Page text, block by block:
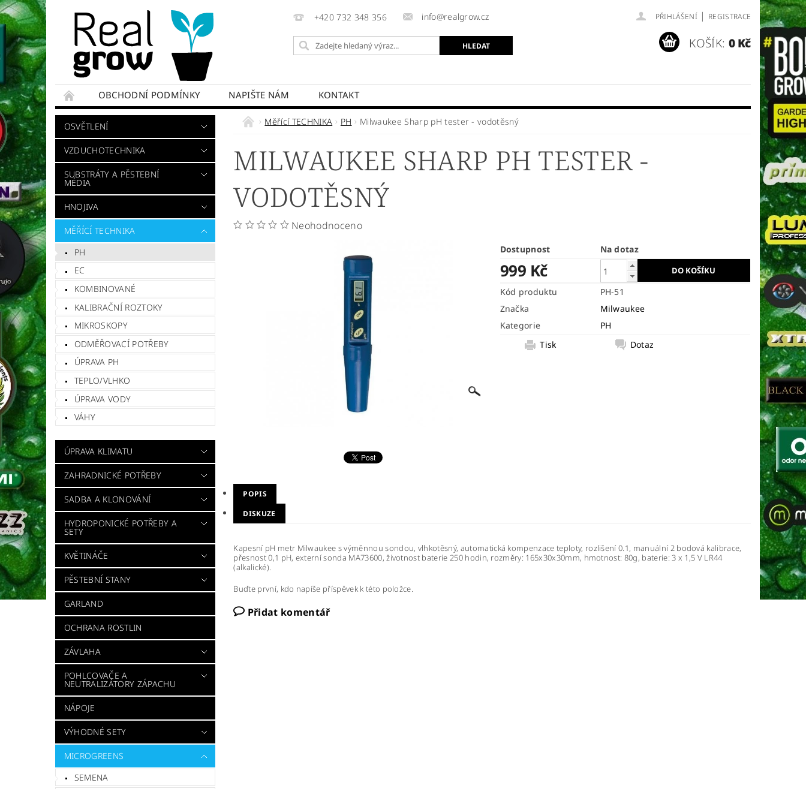
+420 732 348 356 info@realgrow.cz PŘIHLÁŠENÍ | REGISTRACE
KOŠÍK: 0 Kč
OBCHODNÍ PODMÍNKY NAPIŠTE NÁM KONTAKT
OSVĚTLENÍ
VZDUCHOTECHNIKA
SUBSTRÁTY A PĚSTEBNÍ
MÉDIA
HNOJIVA
MĚŘÍCÍ TECHNIKA
PH
EC
KOMBINOVANÉ
KALIBRAČNÍ ROZTOKY
MIKROSKOPY
ODMĚŘOVACÍ POTŘEBY
ÚPRAVA PH
TEPLO/VLHKO
ÚPRAVA VODY
VÁHY
ÚPRAVA KLIMATU
ZAHRADNICKÉ POTŘEBY
SADBA A KLONOVÁNÍ
HYDROPONICKÉ POTŘEBY A
SETY
KVĚTINÁČE
PĚSTEBNÍ STANY
GARLAND
OCHRANA ROSTLIN
ZÁVLAHA
POHLCOVAČE A
NEUTRALIZÁTORY ZÁPACHU
NÁPOJE
VÝHODNÉ SETY
MICROGREENS
SEMENA
Měřící TECHNIKA PH Milwaukee Sharp pH tester - vodotěsný
MILWAUKEE SHARP PH TESTER -
VODOTĚSNÝ
Neohodnoceno
Dostupnost Na dotaz
999 Kč
Kód produktu
PH-51
Značka
Milwaukee
Kategorie
PH
Tisk
Dotaz
POPIS
DISKUZE
Kapesní pH metr Milwaukee s výměnnou sondou, vlhkotěsný, automatická kompenzace teploty, rozlišení 0.1, manuální 2 bodová kalibrace,
přesnost 0,1 pH, externí sonda MA73600, životnost baterie 250 hodin, rozměry: 165x30x30mm, hmotnost: 80g, baterie: 3 x 1,5 V LR44
(alkalické).
Buďte první, kdo napíše příspěvek k této položce.
Přidat komentář